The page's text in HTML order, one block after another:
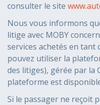
consulter le site
Nous vous informons
litige avec MOBY
services achetés en tant
pouvez utiliser la
des litiges), gérée par la
plateforme est
Si le passager ne reçoit